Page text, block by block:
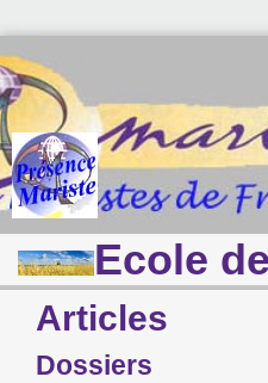
Ecole
Articles
Dossiers